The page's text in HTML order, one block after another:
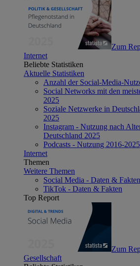
Zum
Internet
Beliebte Statistiken
Aktuelle Statistiken
Anzahl der Social-Media-
Social Networks mit den
2025
Soziale Netzwerke in
2025
Instagram - Nutzung nach
Deutschland 2025
Podcasts - Nutzung 2016-2025
Internet
Themen
Weitere Themen
Social Media - Daten & Fakten
TikTok - Daten & Fakten
Top Report
Zum
Gesellschaft